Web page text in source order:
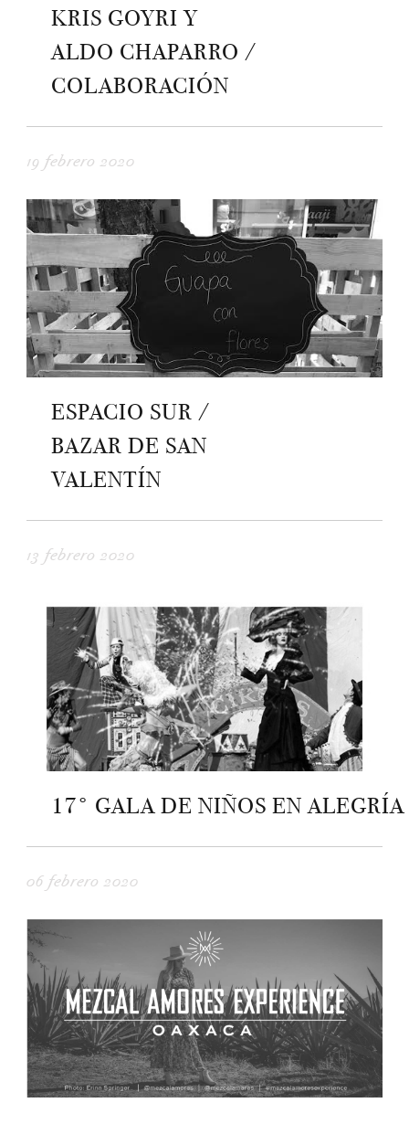
KRIS GOYRI Y
ALDO CHAPARRO /
COLABORACIÓN
19 febrero 2020
ESPACIO SUR /
BAZAR DE SAN
VALENTÍN
13 febrero 2020
17° GALA DE NIÑOS EN ALEGRÍA
06 febrero 2020